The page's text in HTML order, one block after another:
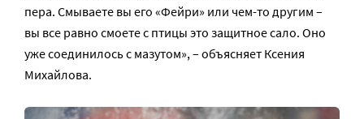
пера. Смываете вы его «Фейри» или чем-то другим –
вы все равно смоете с птицы это защитное сало. Оно
уже соединилось с мазутом», – объясняет Ксения
Михайлова.